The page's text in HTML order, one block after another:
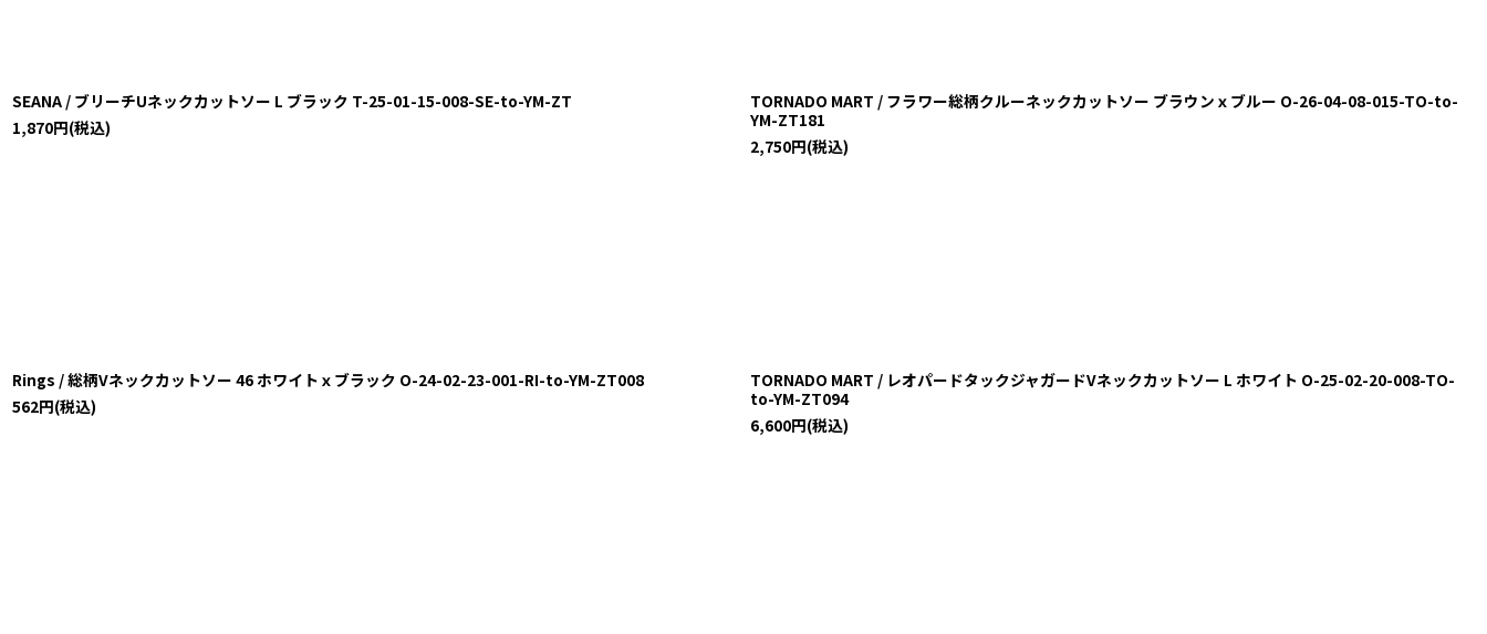
SEANA / ブリーチUネックカットソー L ブラック T-25-01-15-008-SE-to-YM-ZT
1,870円(税込)
TORNADO MART / フラワー総柄クルーネックカットソー ブラウンｘブルー O-26-04-08-015-TO-to-
YM-ZT181
2,750円(税込)
Rings / 総柄Vネックカットソー 46 ホワイトｘブラック O-24-02-23-001-RI-to-YM-ZT008
562円(税込)
TORNADO MART / レオパードタックジャガードVネックカットソー L ホワイト O-25-02-20-008-TO-
to-YM-ZT094
6,600円(税込)